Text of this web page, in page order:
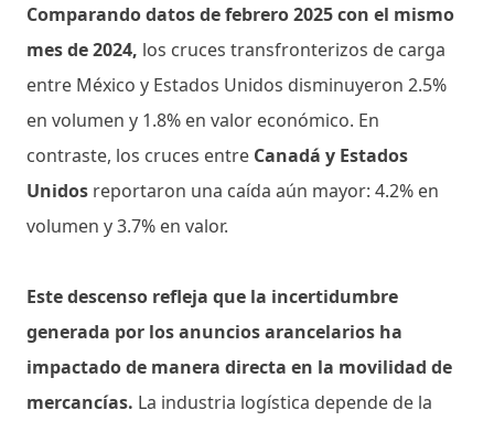
Comparando datos de febrero 2025 con el mismo
mes de 2024, los cruces transfronterizos de carga
entre México y Estados Unidos disminuyeron 2.5%
en volumen y 1.8% en valor económico. En
contraste, los cruces entre Canadá y Estados
Unidos reportaron una caída aún mayor: 4.2% en
volumen y 3.7% en valor.
Este descenso refleja que la incertidumbre
generada por los anuncios arancelarios ha
impactado de manera directa en la movilidad de
mercancías. La industria logística depende de la